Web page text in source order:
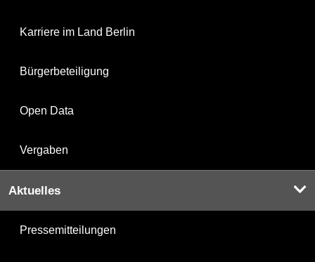
Karriere im Land Berlin
Bürgerbeteiligung
Open Data
Vergaben
Aktuelles
Pressemitteilungen